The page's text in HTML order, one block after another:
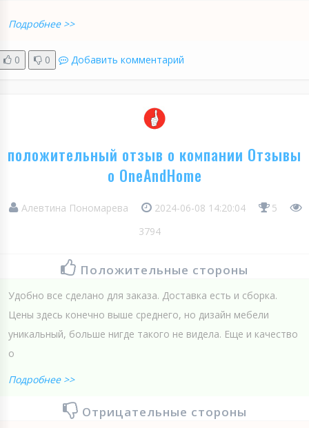
Подробнее >>
0 0 Добавить комментарий
положительный отзыв о компании Отзывы
о OneAndHome
Алевтина Пономарева 2024-06-08 14:20:04
5
3794
Положительные стороны
Удобно все сделано для заказа. Доставка есть и сборка.
Цены здесь конечно выше среднего, но дизайн мебели
уникальный, больше нигде такого не видела. Еще и качество
о
Подробнее >>
Отрицательные стороны